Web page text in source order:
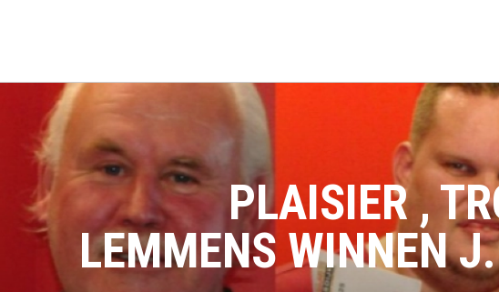
PLAISIER ,
LEMMENS WINNEN